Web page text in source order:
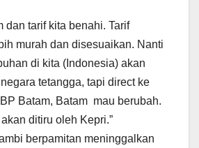
dan tarif kita benahi. Tarif
murah dan disesuaikan. Nanti
di kita (Indonesia) akan
tetangga, tapi direct ke
Batam, Batam mau berubah.
ditiru oleh Kepri.”
berpamitan meninggalkan